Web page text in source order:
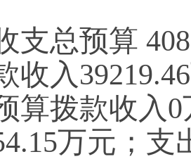
支总预算
收入
算拨款收入
万元；